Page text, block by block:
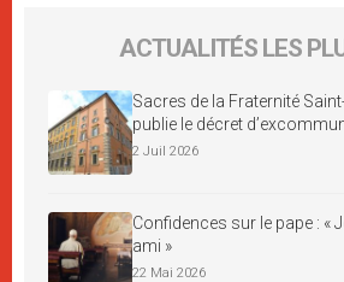
ACTUALITÉS LES
Sacres de la Fraternité
publie le décret
2 Juil 2026
Confidences sur le pape : «
ami »
22 Mai 2026